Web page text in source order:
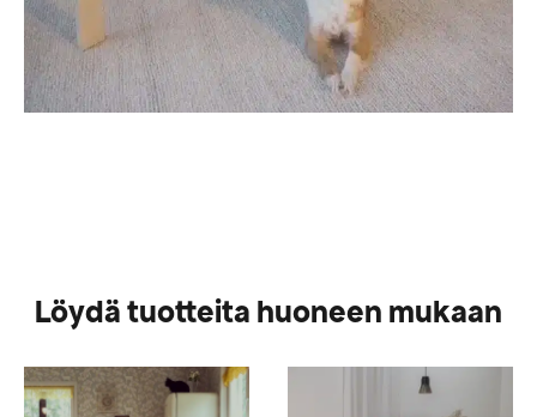
Löydä tuotteita huoneen mukaan